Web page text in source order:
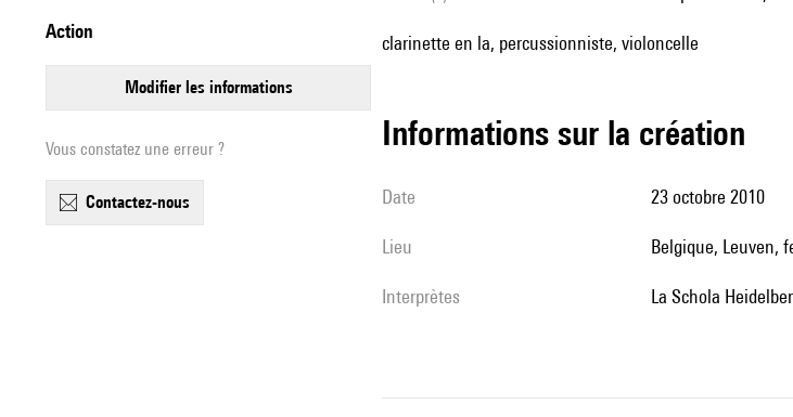
action
modifier les informations
Vous constatez une erreur ?
contactez-nous
clarinette en la, percussionniste, violoncelle
informations sur la création
date 23 octobre 2010
lieu Belgique, Leuven,
interprètes la Schola